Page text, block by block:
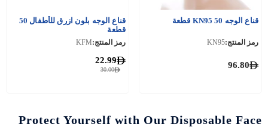
قناع الوجه KN95 50 قطعة
رمز المنتج:KN95
96.80
قناع الوجه بلون ازرق للأطفال 50
قطعة
رمز المنتج:KFM
30.00
22.99
Protect Yourself with Our Disposable Face